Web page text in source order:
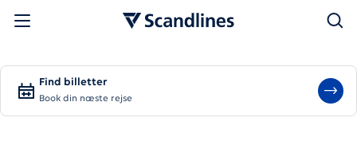
Søg
Find billetter
Book din næste rejse